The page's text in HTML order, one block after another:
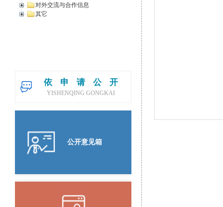
对外交流与合作信息
其它
依申请公开
YISHENQING GONGKAI
公开意见箱